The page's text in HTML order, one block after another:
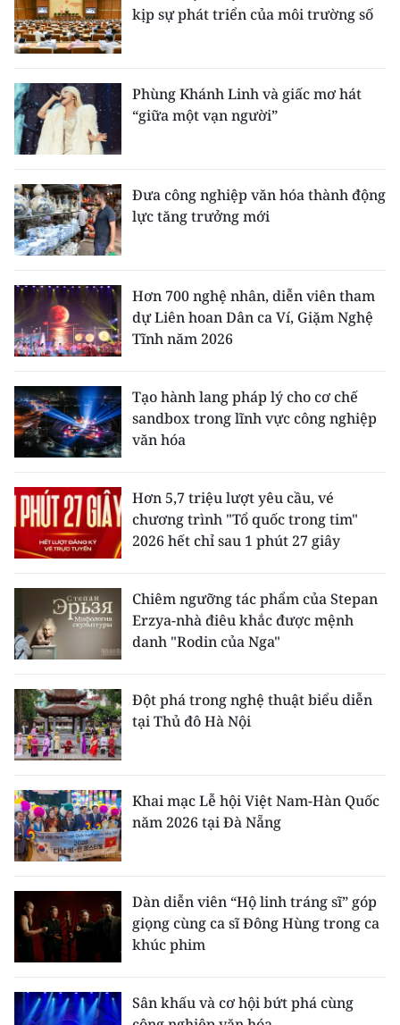
kịp sự phát triển của môi trường số
Phùng Khánh Linh và giấc mơ hát
“giữa một vạn người”
Đưa công nghiệp văn hóa thành động
lực tăng trưởng mới
Hơn 700 nghệ nhân, diễn viên tham
dự Liên hoan Dân ca Ví, Giặm Nghệ
Tĩnh năm 2026
Tạo hành lang pháp lý cho cơ chế
sandbox trong lĩnh vực công nghiệp
văn hóa
Hơn 5,7 triệu lượt yêu cầu, vé
chương trình "Tổ quốc trong tim"
2026 hết chỉ sau 1 phút 27 giây
Chiêm ngưỡng tác phẩm của Stepan
Erzya-nhà điêu khắc được mệnh
danh "Rodin của Nga"
Đột phá trong nghệ thuật biểu diễn
tại Thủ đô Hà Nội
Khai mạc Lễ hội Việt Nam-Hàn Quốc
năm 2026 tại Đà Nẵng
Dàn diễn viên “Hộ linh tráng sĩ” góp
giọng cùng ca sĩ Đông Hùng trong ca
khúc phim
Sân khấu và cơ hội bứt phá cùng